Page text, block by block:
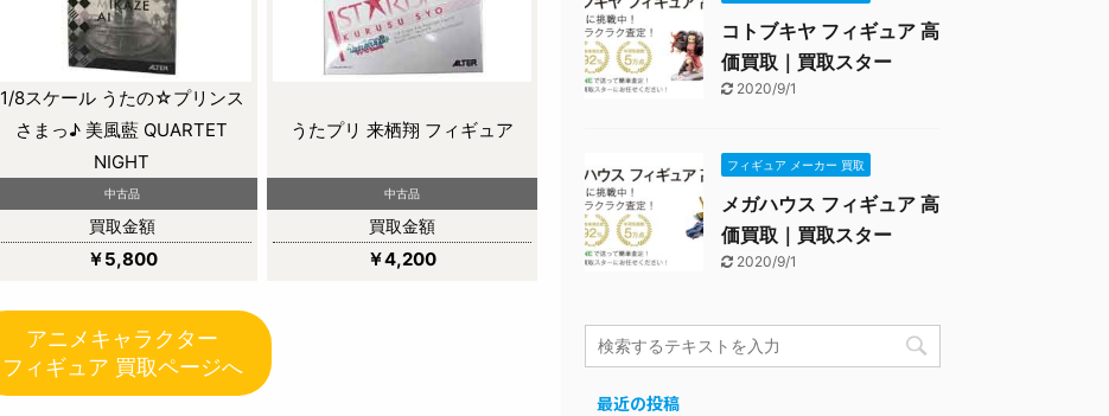
1/8スケール うたの☆プリンス
さまっ♪ 美風藍 QUARTET
NIGHT
中古品
買取金額
￥5,800
うたプリ 来栖翔 フィギュア
中古品
買取金額
￥4,200
アニメキャラクター
フィギュア 買取ページへ
コトブキヤ フィギュア 高
価買取｜買取スター
2020/9/1
フィギュア メーカー 買取
メガハウス フィギュア 高
価買取｜買取スター
2020/9/1
最近の投稿